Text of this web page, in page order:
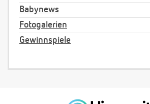
Babynews
Fotogalerien
Gewinnspiele